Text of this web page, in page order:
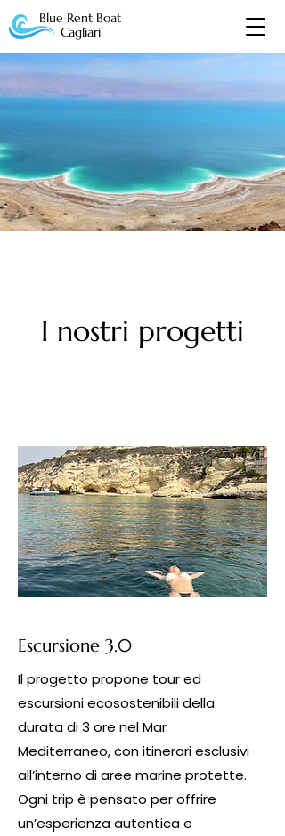
Blue Rent Boat
Cagliari
I nostri progetti
Escursione 3.0
Il progetto propone tour ed
escursioni ecosostenibili della
durata di 3 ore nel Mar
Mediterraneo, con itinerari esclusivi
all’interno di aree marine protette.
Ogni trip è pensato per offrire
un’esperienza autentica e